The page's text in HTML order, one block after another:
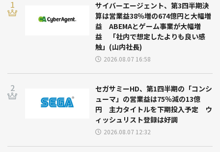
サイバーエージェント、第3四半期決
算は営業益38％増の674億円と大幅増
益 ABEMAとゲーム事業が大幅増
益 「社内で想定したよりも良い感
触」(山内社長)
2026.08.07 16:58
セガサミーHD、第1四半期の「コンシ
ューマ」の営業益は75％減の13億
円 主力タイトルを下期投入予定 ウ
ィッシュリスト登録は好調
2026.08.07 12:32